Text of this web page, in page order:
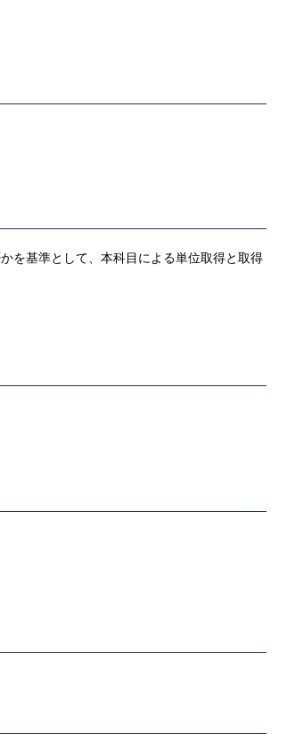
を基準として、本科目による単位取得と取得